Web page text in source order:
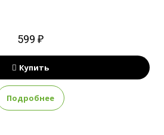
599 ₽
Купить
Подробнее